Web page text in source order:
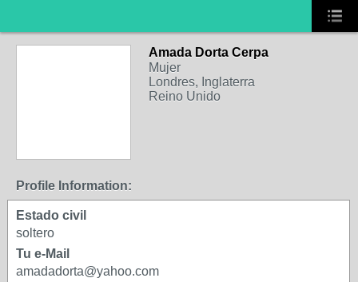
Amada Dorta Cerpa
Mujer
Londres, Inglaterra
Reino Unido
Profile Information:
Estado civil
soltero
Tu e-Mail
amadadorta@yahoo.com